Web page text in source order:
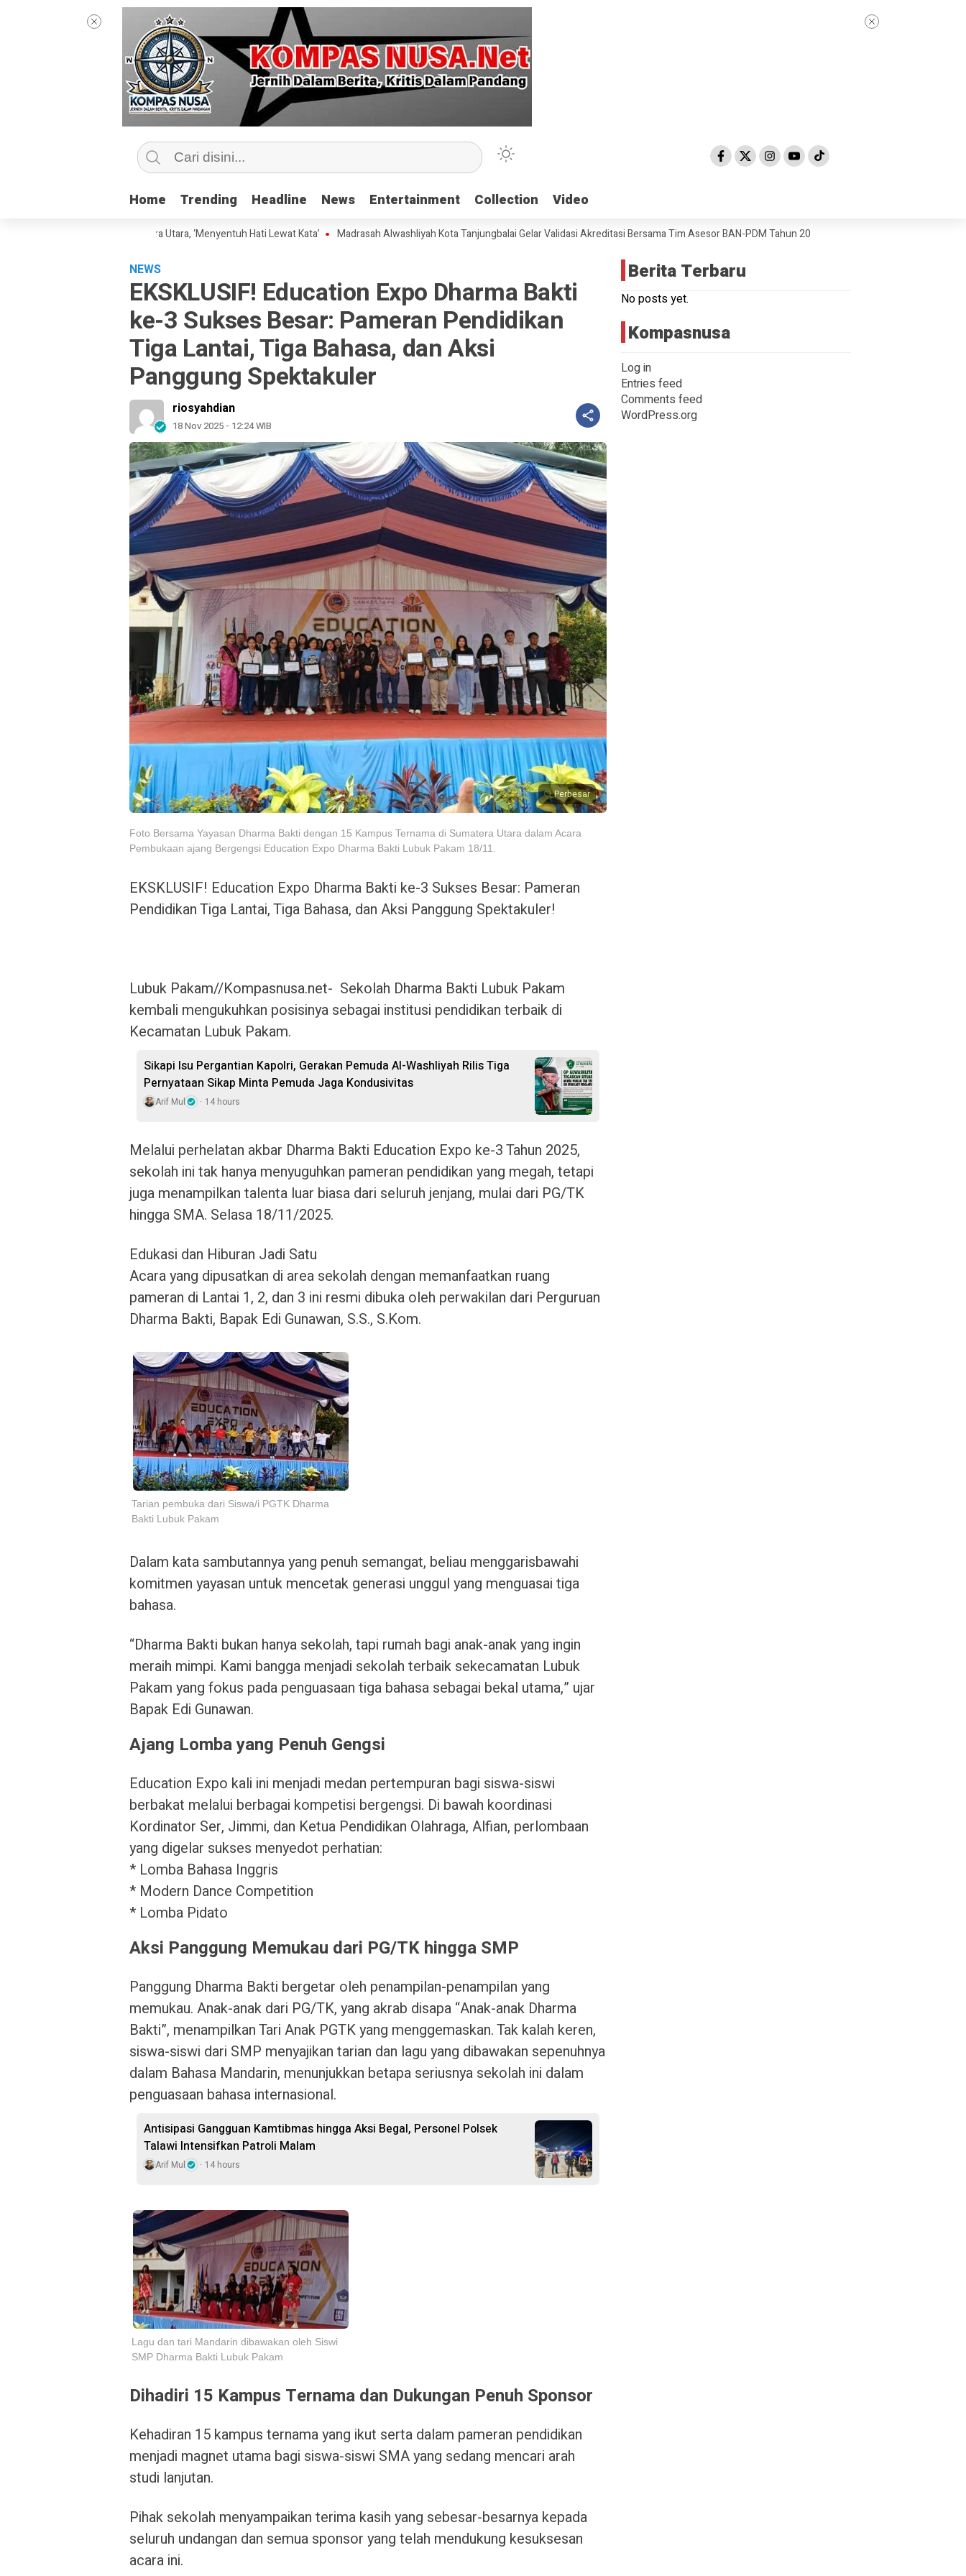
Home Trending Headline News Entertainment Collection Video
Home Trending Headline News Entertainment Collection Video
Praktisi di UIN Sumatera Utara, ‘Menyentuh Hati Lewat Kata’ Madrasah Alwashliyah Kota Tanjungbalai Gelar Validasi Akreditasi Bersama Tim Asesor BAN-PDM Tahun 2026 Skandal Dugaan “Jual Beli Kursi
NEWS
EKSKLUSIF! Education Expo Dharma Bakti
ke-3 Sukses Besar: Pameran Pendidikan
Tiga Lantai, Tiga Bahasa, dan Aksi
Panggung Spektakuler
riosyahdian
18 Nov 2025 - 12:24 WIB
Perbesar
Foto Bersama Yayasan Dharma Bakti dengan 15 Kampus Ternama di Sumatera Utara dalam Acara
Pembukaan ajang Bergengsi Education Expo Dharma Bakti Lubuk Pakam 18/11.
EKSKLUSIF! Education Expo Dharma Bakti ke-3 Sukses Besar: Pameran
Pendidikan Tiga Lantai, Tiga Bahasa, dan Aksi Panggung Spektakuler!
Lubuk Pakam//Kompasnusa.net- Sekolah Dharma Bakti Lubuk Pakam
kembali mengukuhkan posisinya sebagai institusi pendidikan terbaik di
Kecamatan Lubuk Pakam.
Sikapi Isu Pergantian Kapolri, Gerakan Pemuda Al-Washliyah Rilis Tiga
Pernyataan Sikap Minta Pemuda Jaga Kondusivitas
Arif Mul 14 hours
Melalui perhelatan akbar Dharma Bakti Education Expo ke-3 Tahun 2025,
sekolah ini tak hanya menyuguhkan pameran pendidikan yang megah, tetapi
juga menampilkan talenta luar biasa dari seluruh jenjang, mulai dari PG/TK
hingga SMA. Selasa 18/11/2025.
Edukasi dan Hiburan Jadi Satu
Acara yang dipusatkan di area sekolah dengan memanfaatkan ruang
pameran di Lantai 1, 2, dan 3 ini resmi dibuka oleh perwakilan dari Perguruan
Dharma Bakti, Bapak Edi Gunawan, S.S., S.Kom.
Tarian pembuka dari Siswa/i PGTK Dharma
Bakti Lubuk Pakam
Dalam kata sambutannya yang penuh semangat, beliau menggarisbawahi
komitmen yayasan untuk mencetak generasi unggul yang menguasai tiga
bahasa.
“Dharma Bakti bukan hanya sekolah, tapi rumah bagi anak-anak yang ingin
meraih mimpi. Kami bangga menjadi sekolah terbaik sekecamatan Lubuk
Pakam yang fokus pada penguasaan tiga bahasa sebagai bekal utama,” ujar
Bapak Edi Gunawan.
Ajang Lomba yang Penuh Gengsi
Education Expo kali ini menjadi medan pertempuran bagi siswa-siswi
berbakat melalui berbagai kompetisi bergengsi. Di bawah koordinasi
Kordinator Ser, Jimmi, dan Ketua Pendidikan Olahraga, Alfian, perlombaan
yang digelar sukses menyedot perhatian:
* Lomba Bahasa Inggris
* Modern Dance Competition
* Lomba Pidato
Aksi Panggung Memukau dari PG/TK hingga SMP
Panggung Dharma Bakti bergetar oleh penampilan-penampilan yang
memukau. Anak-anak dari PG/TK, yang akrab disapa “Anak-anak Dharma
Bakti”, menampilkan Tari Anak PGTK yang menggemaskan. Tak kalah keren,
siswa-siswi dari SMP menyajikan tarian dan lagu yang dibawakan sepenuhnya
dalam Bahasa Mandarin, menunjukkan betapa seriusnya sekolah ini dalam
penguasaan bahasa internasional.
Antisipasi Gangguan Kamtibmas hingga Aksi Begal, Personel Polsek
Talawi Intensifkan Patroli Malam
Arif Mul 14 hours
Lagu dan tari Mandarin dibawakan oleh Siswi
SMP Dharma Bakti Lubuk Pakam
Dihadiri 15 Kampus Ternama dan Dukungan Penuh Sponsor
Kehadiran 15 kampus ternama yang ikut serta dalam pameran pendidikan
menjadi magnet utama bagi siswa-siswi SMA yang sedang mencari arah
studi lanjutan.
Pihak sekolah menyampaikan terima kasih yang sebesar-besarnya kepada
seluruh undangan dan semua sponsor yang telah mendukung kesuksesan
acara ini.
Berita Terbaru
No posts yet.
Kompasnusa
Log in
Entries feed
Comments feed
WordPress.org